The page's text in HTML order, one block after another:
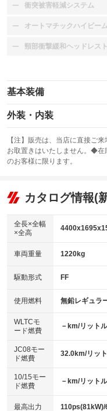
衝突被害軽減システム
：装備なし
オートマチックハイビーム
：装備なし
頸部衝撃緩和ヘッドレスト
：装備なし
基本装備
エアバッグ：運転席/助手
：装備あり
：装備なし
サンルーフ
：装備なし
リフトアップ
：装備なし
：装備なし
パワーウィンドウ
アイドリングストップ
：装備あり
USB入力端子
：装備なし
100V電源
：装備なし
センターデフロック
：装備なし
電動格納ミラー
：装備あり
外装・内装
カーナビ：メモリーナビ
：装備あり
TV：フルセグ
：装備あり
ビジュアル：-／DVD再生
：装備あり
：装備なし
革シート
キーレス
HID(キセノンライト)
：装備なし
バックカメラ
：装備あり
エアロ
：装備なし
：装備なし
パワーシート
ベンチシート
：装備なし
チップアップシート
：装備あり
【注】販売は、当店に直接ご
お取置きはいたしません。◆
のお客様に限ります。
カタログ情報(
全長×全幅
×全高
車両重量 1220kg
駆動形式 FF
使用燃料 無鉛レギュラ
WLTCモ
ード燃費
－km/リットル
JC08モー
ド燃費
32.0km/リッ
10/15モー
ド燃費
－km/リットル
最高出力